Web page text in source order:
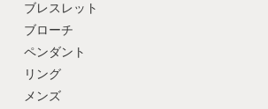
ブレスレット
ブローチ
ペンダント
リング
メンズ